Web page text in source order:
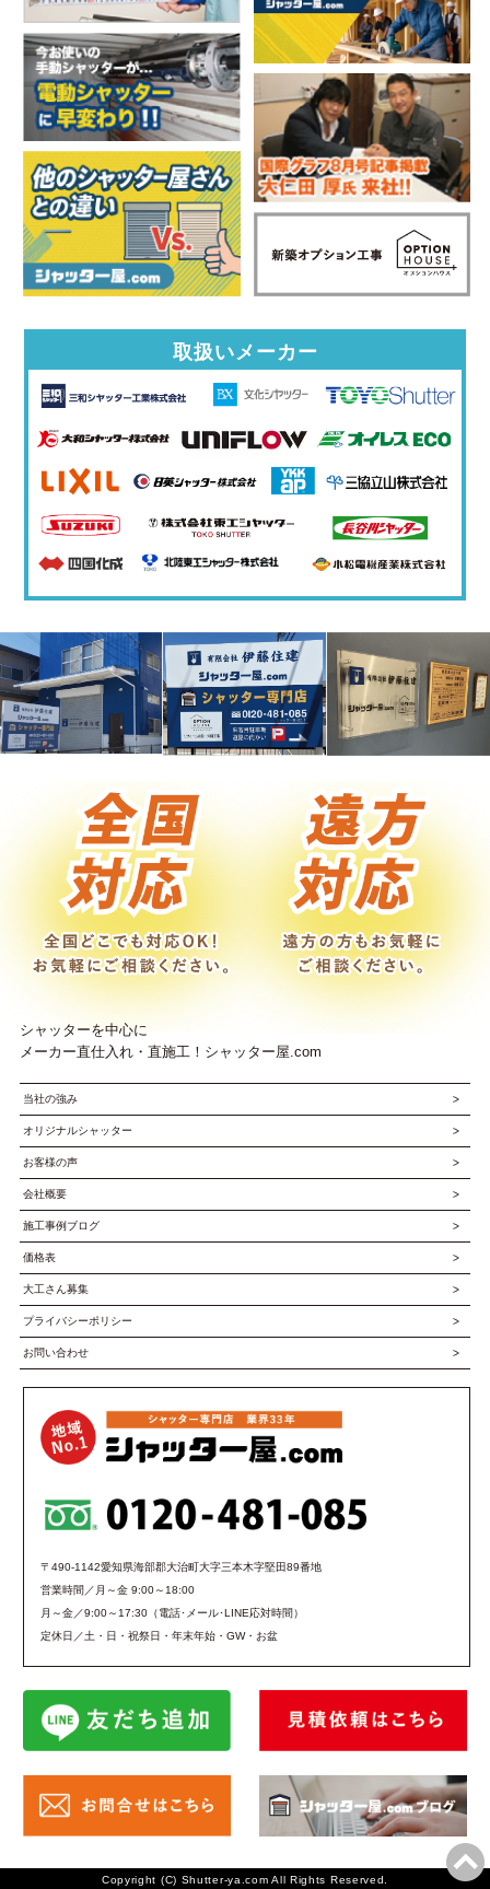
取扱いメーカー
シャッターを中心に
メーカー直仕入れ・直施工！シャッター屋.com
当社の強み
オリジナルシャッター
お客様の声
会社概要
施工事例ブログ
価格表
大工さん募集
プライバシーポリシー
お問い合わせ
〒490-1142愛知県海部郡大治町大字三本木字堅田89番地
営業時間／月～金 9:00～18:00
月～金／9:00～17:30（電話･メール･LINE応対時間）
定休日／土・日・祝祭日・年末年始・GW・お盆
Copyright (C) Shutter-ya.com All Rights Reserved.